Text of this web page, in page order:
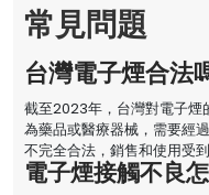
常見問題
台灣電子煙合法
截至2023年，台灣對電子煙
為藥品或醫療器械，需要經
不完全合法，銷售和使用受到
電子煙接觸不良